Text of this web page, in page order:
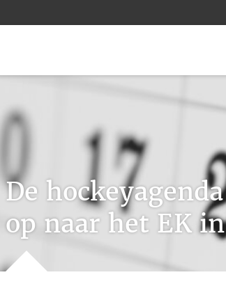
De
op naar het EK